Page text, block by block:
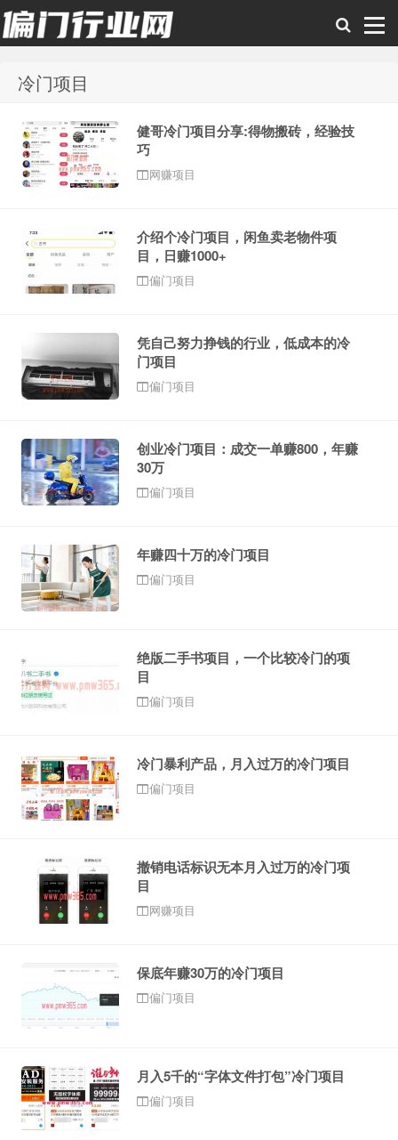
冷门项目
健哥冷门项目分享:得物搬砖，经验技
巧
网赚项目
介绍个冷门项目，闲鱼卖老物件项
目，日赚1000+
偏门项目
凭自己努力挣钱的行业，低成本的冷
门项目
偏门项目
创业冷门项目：成交一单赚800，年赚
30万
偏门项目
年赚四十万的冷门项目
偏门项目
绝版二手书项目，一个比较冷门的项
目
偏门项目
冷门暴利产品，月入过万的冷门项目
偏门项目
撤销电话标识无本月入过万的冷门项
目
网赚项目
保底年赚30万的冷门项目
偏门项目
月入5千的“字体文件打包”冷门项目
偏门项目